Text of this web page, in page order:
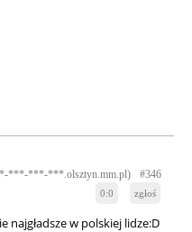
***-***-***.olsztyn.mm.pl) #346
0:0 zgłoś
najgładsze w polskiej lidze:D